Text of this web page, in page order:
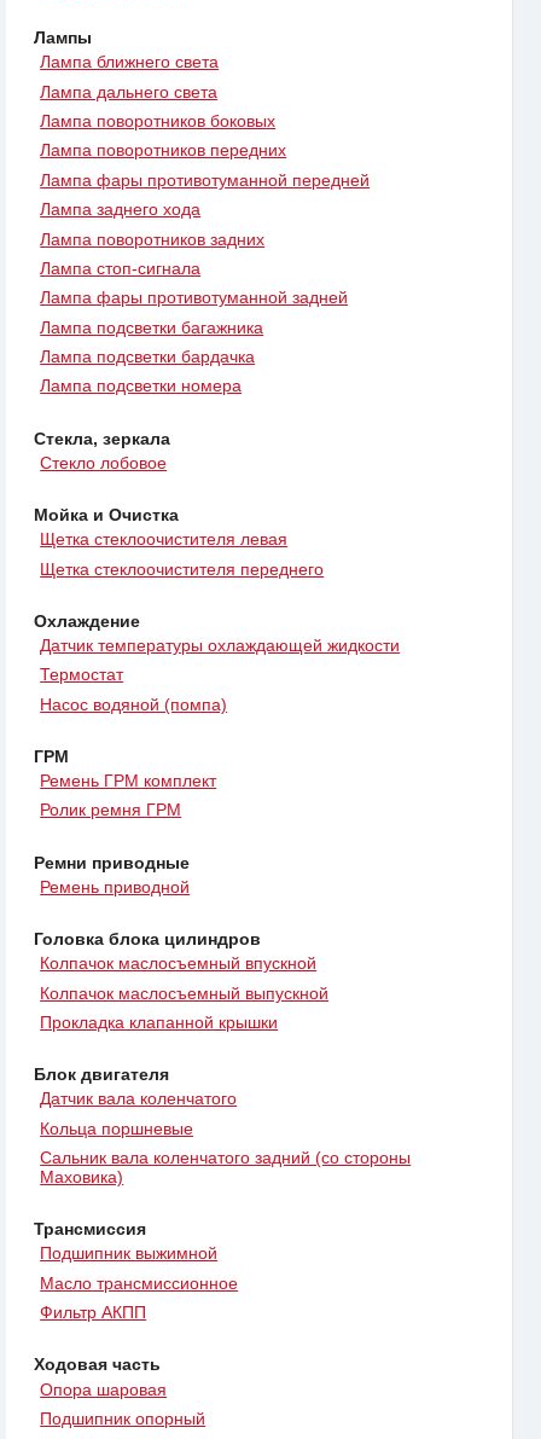
Лампы
Лампа ближнего света
Лампа дальнего света
Лампа поворотников боковых
Лампа поворотников передних
Лампа фары противотуманной передней
Лампа заднего хода
Лампа поворотников задних
Лампа стоп-сигнала
Лампа фары противотуманной задней
Лампа подсветки багажника
Лампа подсветки бардачка
Лампа подсветки номера
Стекла, зеркала
Стекло лобовое
Мойка и Очистка
Щетка стеклоочистителя левая
Щетка стеклоочистителя переднего
Охлаждение
Датчик температуры охлаждающей жидкости
Термостат
Насос водяной (помпа)
ГРМ
Ремень ГРМ комплект
Ролик ремня ГРМ
Ремни приводные
Ремень приводной
Головка блока цилиндров
Колпачок маслосъемный впускной
Колпачок маслосъемный выпускной
Прокладка клапанной крышки
Блок двигателя
Датчик вала коленчатого
Кольца поршневые
Сальник вала коленчатого задний (со стороны
Маховика)
Трансмиссия
Подшипник выжимной
Масло трансмиссионное
Фильтр АКПП
Ходовая часть
Опора шаровая
Подшипник опорный